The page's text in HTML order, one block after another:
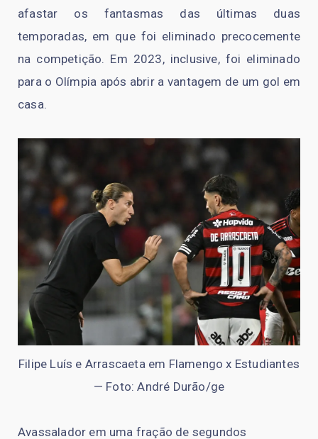
afastar os fantasmas das últimas duas
temporadas, em que foi eliminado precocemente
na competição. Em 2023, inclusive, foi eliminado
para o Olímpia após abrir a vantagem de um gol em
casa.
Filipe Luís e Arrascaeta em Flamengo x Estudiantes
— Foto: André Durão/ge
Avassalador em uma fração de segundos